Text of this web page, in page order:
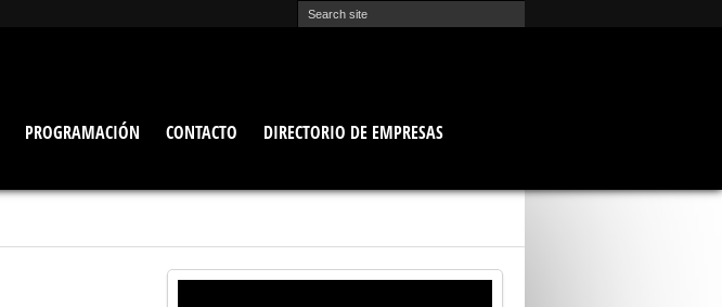
PROGRAMACIÓN CONTACTO
DIRECTORIO DE EMPRESAS